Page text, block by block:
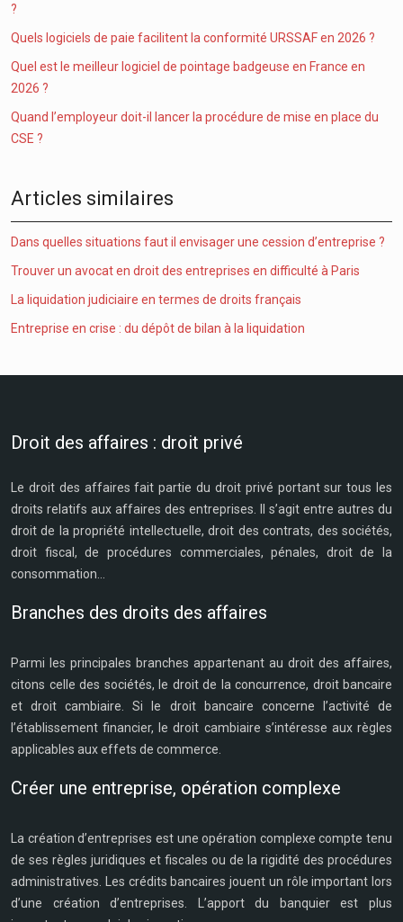
?
Quels logiciels de paie facilitent la conformité URSSAF en 2026 ?
Quel est le meilleur logiciel de pointage badgeuse en France en
2026 ?
Quand l’employeur doit-il lancer la procédure de mise en place du
CSE ?
Articles similaires
Dans quelles situations faut il envisager une cession d’entreprise ?
Trouver un avocat en droit des entreprises en difficulté à Paris
La liquidation judiciaire en termes de droits français
Entreprise en crise : du dépôt de bilan à la liquidation
Droit des affaires : droit privé
Le droit des affaires fait partie du droit privé portant sur tous les
droits relatifs aux affaires des entreprises. Il s’agit entre autres du
droit de la propriété intellectuelle, droit des contrats, des sociétés,
droit fiscal, de procédures commerciales, pénales, droit de la
consommation…
Branches des droits des affaires
Parmi les principales branches appartenant au droit des affaires,
citons celle des sociétés, le droit de la concurrence, droit bancaire
et droit cambiaire. Si le droit bancaire concerne l’activité de
l’établissement financier, le droit cambiaire s’intéresse aux règles
applicables aux effets de commerce.
Créer une entreprise, opération complexe
La création d’entreprises est une opération complexe compte tenu
de ses règles juridiques et fiscales ou de la rigidité des procédures
administratives. Les crédits bancaires jouent un rôle important lors
d’une création d’entreprises. L’apport du banquier est plus